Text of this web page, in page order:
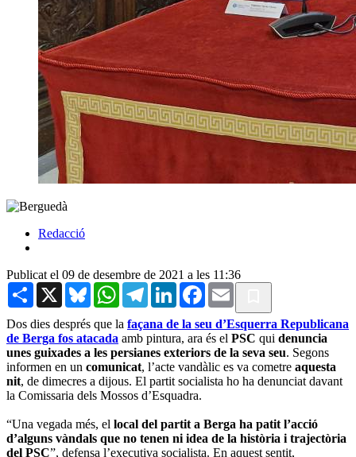
Redacció
Publicat el 09 de desembre de 2021 a les 11:36
Share X BlueskyWhatsAppTelegramLinkedInFacebook
Email
Dos dies després que la façana de la seu d’Esquerra Republicana
de Berga fos atacada amb pintura, ara és el PSC qui denuncia
unes guixades a les persianes exteriors de la seva seu. Segons
informen en un comunicat, l’acte vandàlic es va cometre aquesta
nit, de dimecres a dijous. El partit socialista ho ha denunciat davant
la Comissaria dels Mossos d’Esquadra.
“Una vegada més, el local del partit a Berga ha patit l’acció
d’alguns vàndals que no tenen ni idea de la història i trajectòria
del PSC”, defensa l’executiva socialista. En aquest sentit,